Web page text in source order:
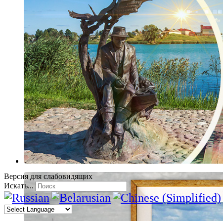
Версия для слабовидящих
Искать...